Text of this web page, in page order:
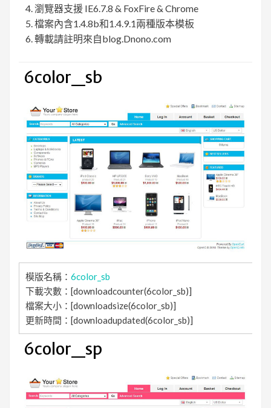
瀏覽器支援 IE6.7.8 & FoxFire & Chrome
檔案內含1.4.8b和1.4.9.1兩種版本模板
轉載請註明來自blog.Dnono.com
6color_sb
模版名稱： 6color_sb
下載次數：[downloadcounter(6color_sb)]
檔案大小：[downloadsize(6color_sb)]
更新時間：[downloadupdated(6color_sb)]
6color_sp